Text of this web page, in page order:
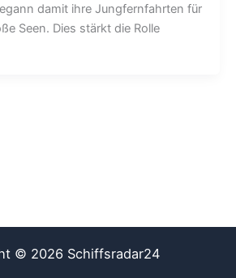
damit ihre Jungfernfahrten für
Seen. Dies stärkt die Rolle
© 2026 Schiffsradar24